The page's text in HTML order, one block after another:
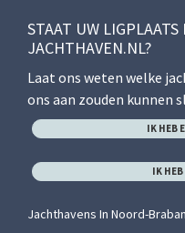
STAAT UW
JACHTHAVEN.NL?
Laat ons weten welke
ons aan zouden kunnen
IK HEB
IK
Jachthavens In Noord-